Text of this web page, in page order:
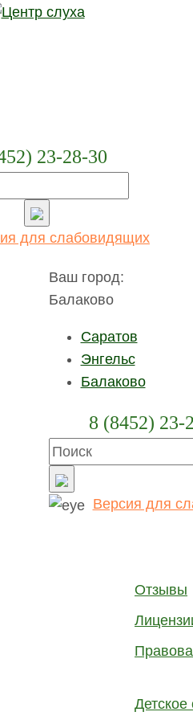
Слуховой
23-28-30
для слабовидящих
Ваш город:
Балаково
Саратов
Энгельс
Балаково
8 (8452) 23-
Версия для
Отзывы
Детское